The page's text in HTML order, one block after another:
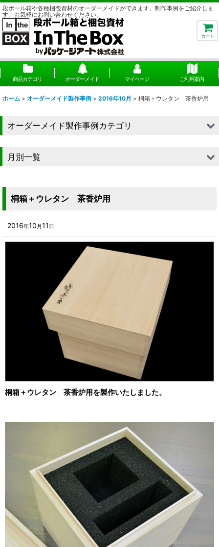
段ボール箱や各種梱包資材のオーダーメイドができます。制作事例をご紹介しま
す。お気軽にお問い合わせください。
カート
商品カテゴリ オーダーメイド マイページ ご利用案内
ホーム > オーダーメイド製作事例 > 2016年10月 > 桐箱＋ウレタン 茶香炉用
桐箱＋ウレタン 茶香炉用
2016年10 月11 日
桐箱＋ウレタン 茶香炉用を製作いたしました。
オーダーメイド製作事例カテゴリ
■段ボール（箱以外）
■組箱
■その他箱・ケース
■袋
■気泡緩衝材・ミラーマット
■その他発泡材・緩衝材
■その他資材
楽器・音響機器用
スポーツ・アウトドア・健康用
靴・衣類・アパレル小物用
記録メディア用（USBほか）
車・モビリティ用
産業・電化製品用
ノベルティ
月別一覧
2025年
2023年
2015年
2009年